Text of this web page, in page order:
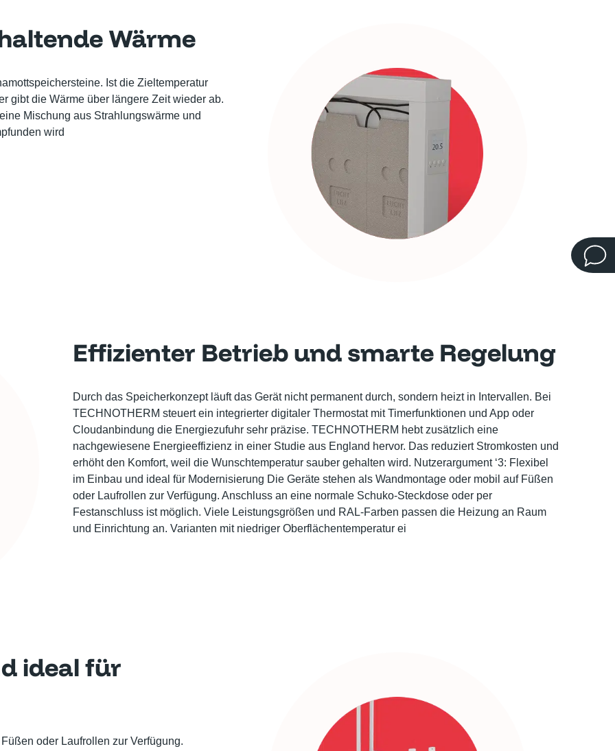
Wärme
Ist die Zieltemperatur
gibt die Wärme über längere Zeit wieder ab.
Mischung aus Strahlungswärme und
wird
Effizienter Betrieb und smarte Regelung
Durch das Speicherkonzept läuft das Gerät nicht permanent durch, sondern heizt in Intervallen. Bei
TECHNOTHERM steuert ein integrierter digitaler Thermostat mit Timerfunktionen und App oder
Cloudanbindung die Energiezufuhr sehr präzise. TECHNOTHERM hebt zusätzlich eine
nachgewiesene Energieeffizienz in einer Studie aus England hervor. Das reduziert Stromkosten und
erhöht den Komfort, weil die Wunschtemperatur sauber gehalten wird. Nutzerargument ‘3: Flexibel
im Einbau und ideal für Modernisierung Die Geräte stehen als Wandmontage oder mobil auf Füßen
oder Laufrollen zur Verfügung. Anschluss an eine normale Schuko-Steckdose oder per
Festanschluss ist möglich. Viele Leistungsgrößen und RAL-Farben passen die Heizung an Raum
und Einrichtung an. Varianten mit niedriger Oberflächentemperatur ei
ideal für
oder Laufrollen zur Verfügung.